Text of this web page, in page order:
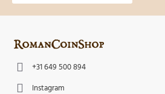
+31 649 500 894
Instagram